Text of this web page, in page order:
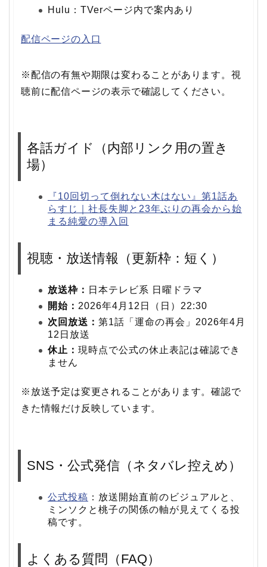
Hulu：TVerページ内で案内あり
配信ページの入口
※配信の有無や期限は変わることがあります。視
聴前に配信ページの表示で確認してください。
各話ガイド（内部リンク用の置き
場）
『10回切って倒れない木はない』第1話あ
らすじ｜社長失脚と23年ぶりの再会から始
まる純愛の導入回
視聴・放送情報（更新枠：短く）
放送枠： 日本テレビ系 日曜ドラマ
開始： 2026年4月12日（日）22:30
次回放送： 第1話「運命の再会」2026年4月
12日放送
休止： 現時点で公式の休止表記は確認でき
ません
※放送予定は変更されることがあります。確認で
きた情報だけ反映しています。
SNS・公式発信（ネタバレ控えめ）
公式投稿 ：放送開始直前のビジュアルと、
ミンソクと桃子の関係の軸が見えてくる投
稿です。
よくある質問（FAQ）